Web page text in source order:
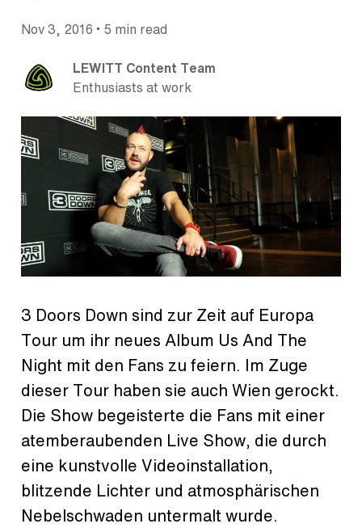
Nov 3, 2016 • 5 min read
LEWITT Content Team
Enthusiasts at work
3 Doors Down sind zur Zeit auf Europa
Tour um ihr neues Album Us And The
Night mit den Fans zu feiern. Im Zuge
dieser Tour haben sie auch Wien gerockt.
Die Show begeisterte die Fans mit einer
atemberaubenden Live Show, die durch
eine kunstvolle Videoinstallation,
blitzende Lichter und atmosphärischen
Nebelschwaden untermalt wurde.